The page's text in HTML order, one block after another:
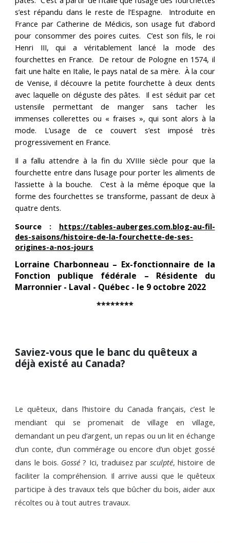
s’est répandu dans le reste de l’Espagne. Introduite en
France par Catherine de Médicis, son usagefut d’abord
pour consommer des poires cuites. C’est son fils, le roi
Henri III, qui a véritablement lancé la mode des
fourchettes en France. De retour de Pologne en 1574, il
fait une halte en Italie, le pays natal de sa mère. À la cour
de Venise, il découvre la petite fourchette à deux dents
avec laquelle on déguste des pâtes. Il est séduit par cet
ustensile permettant de manger sans tacher les
immenses collerettes ou « fraises », qui sont alors à la
mode.
L’usage de ce couvert s’est imposé très
progressivement en France.
Il a fallu attendre à la fin du XVIIIe siècle pour que la
fourchette entre dans l’usage pour porter les aliments de
l’assiette à la bouche. C’est à la même époque que la
forme des fourchettes se transforme, passant de deux à
quatre dents.
Source : https://tables-auberges.com.blog-au-fil-
des-saisons/histoire-de-la-fourchette-de-ses-
origines-a-nos-jours
Lorraine Charbonneau – Ex-fonctionnaire de la
Fonction publique fédérale – Résidente du
Marronnier - Laval - Québec - le 9 octobre 2022
********
Saviez-vous que le banc du quêteux a
déjà existé au Canada?
Le quêteux, dans l’histoire du Canada français, c’est le
mendiant qui se promenait de village en village,
demandant un peu d’argent, un repas ou un lit en échange
d’un conte, d’un commérage ou encore d’un objet gossé
dans le bois. Gossé? Ici, traduisez parsculpté, histoire de
faciliter la compréhension. Il arrive aussi que le quêteux
participe à des travaux tels que bûcher du bois, aider aux
récoltes ou à tout autres travaux.